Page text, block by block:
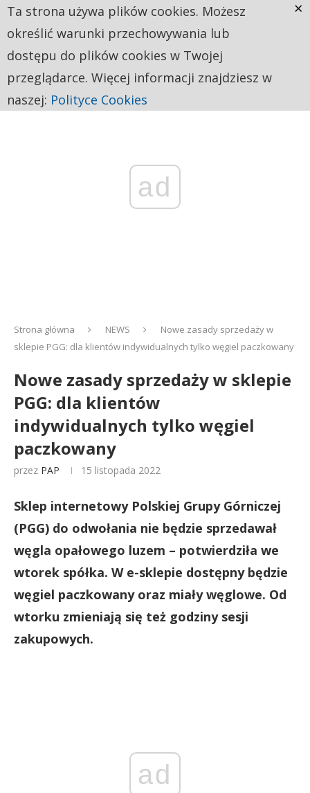
ad
Strona główna NEWS
Nowe zasady sprzedaży w
sklepie PGG: dla klientów indywidualnych tylko węgiel paczkowany
Nowe zasady sprzedaży w sklepie
PGG: dla klientów
indywidualnych tylko węgiel
paczkowany
przez PAP 15 listopada 2022
Sklep internetowy Polskiej Grupy Górniczej
(PGG) do odwołania nie będzie sprzedawał
węgla opałowego luzem – potwierdziła we
wtorek spółka. W e-sklepie dostępny będzie
węgiel paczkowany oraz miały węglowe. Od
wtorku zmieniają się też godziny sesji
zakupowych.
ad
Ta strona używa plików cookies. Możesz
określić warunki przechowywania lub
dostępu do plików cookies w Twojej
przeglądarce. Więcej informacji znajdziesz w
naszej: Polityce Cookies
×